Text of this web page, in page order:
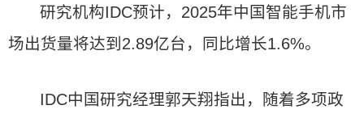
研究机构IDC预计，2025年中国智能手机市
场出货量将达到2.89亿台，同比增长1.6%。
IDC中国研究经理郭天翔指出，随着多项政